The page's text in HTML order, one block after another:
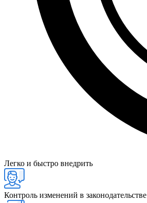
Легко и быстро внедрить
Контроль изменений в законодательстве